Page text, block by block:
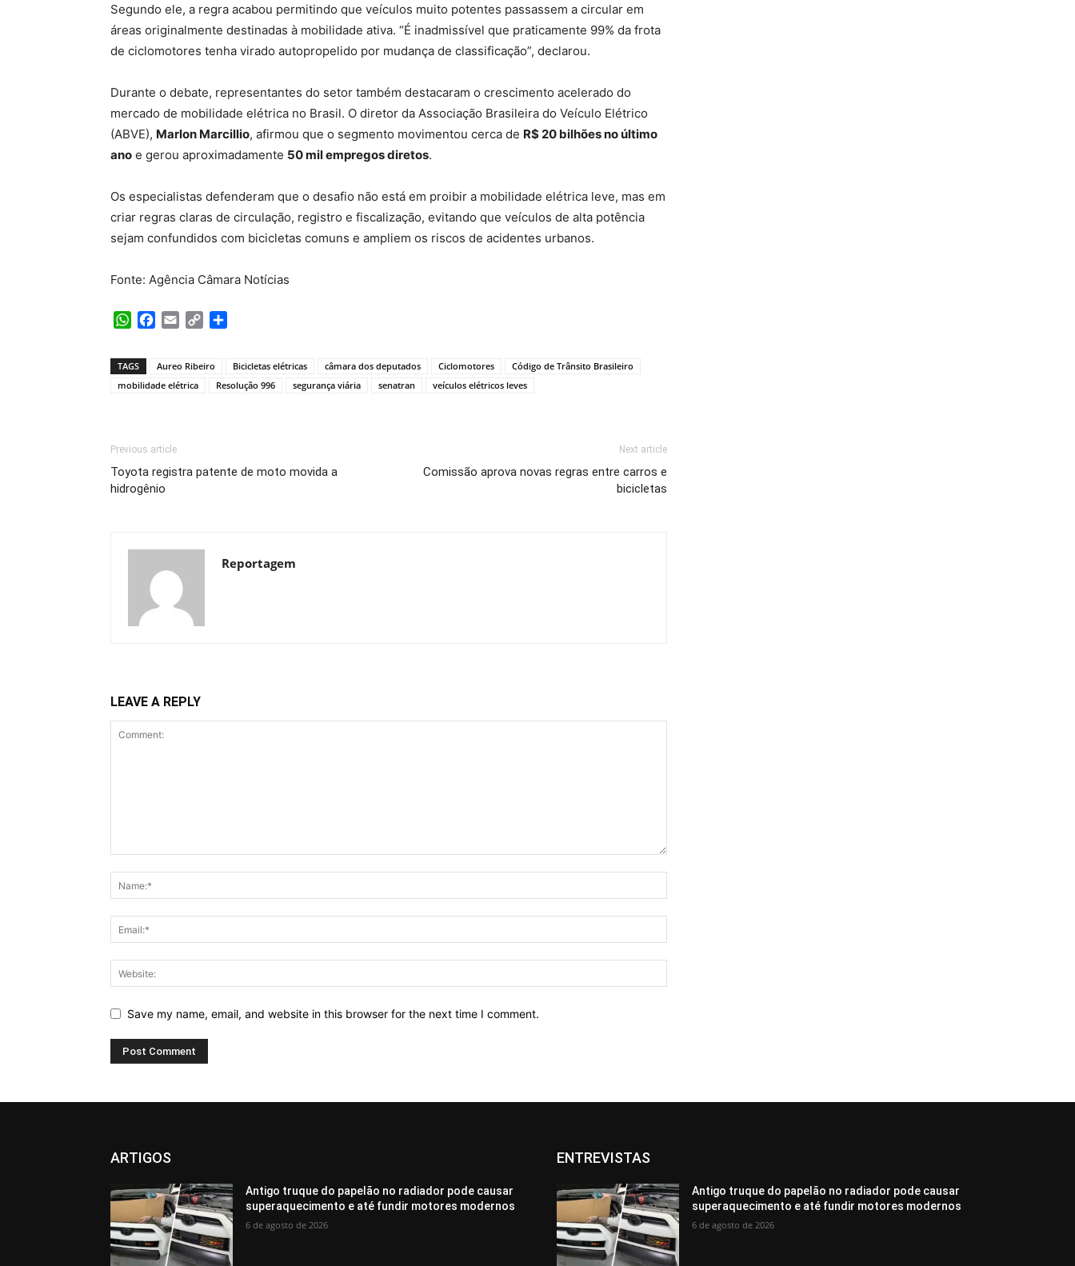
Segundo ele, a regra acabou permitindo que veículos muito potentes passassem a circular em
áreas originalmente destinadas à mobilidade ativa. “É inadmissível que praticamente 99% da frota
de ciclomotores tenha virado autopropelido por mudança de classificação”, declarou.
Durante o debate, representantes do setor também destacaram o crescimento acelerado do
mercado de mobilidade elétrica no Brasil. O diretor da Associação Brasileira do Veículo Elétrico
(ABVE), Marlon Marcillio, afirmou que o segmento movimentou cerca de R$ 20 bilhões no último
ano e gerou aproximadamente 50 mil empregos diretos.
Os especialistas defenderam que o desafio não está em proibir a mobilidade elétrica leve, mas em
criar regras claras de circulação, registro e fiscalização, evitando que veículos de alta potência
sejam confundidos com bicicletas comuns e ampliem os riscos de acidentes urbanos.
Fonte: Agência Câmara Notícias
WhatsApp
Facebook
Email Copy
TAGS Aureo Ribeiro Bicicletas elétricas câmara dos deputados Ciclomotores
Código de Trânsito Brasileiro
mobilidade elétrica
Resolução 996 segurança viária senatran veículos elétricos leves
Previous article
Toyota registra patente de moto movida a
hidrogênio
Next article
Comissão aprova novas regras entre carros e
bicicletas
Reportagem
LEAVE A REPLY
Save my name, email, and website in this browser for the next time I comment.
ARTIGOS
Antigo truque do papelão no radiador pode causar
superaquecimento e até fundir motores modernos
6 de agosto de 2026
ENTREVISTAS
Antigo truque do papelão no radiador pode causar
superaquecimento e até fundir motores modernos
6 de agosto de 2026